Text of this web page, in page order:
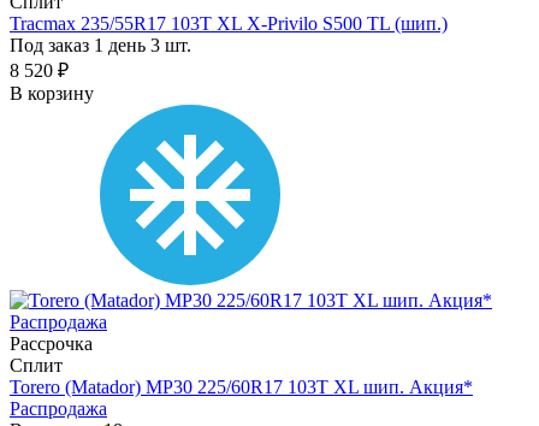
Tracmax 235/55R17 103T XL X-Privilo S500 TL (шип.)
Под заказ 1 день 3 шт.
8 520 ₽
В корзину
Рассрочка
Сплит
Torero (Matador) MP30 225/60R17 103T XL шип. Акция*
Распродажа